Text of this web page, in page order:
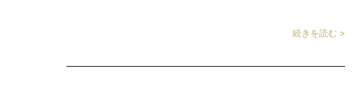
続きを読む >